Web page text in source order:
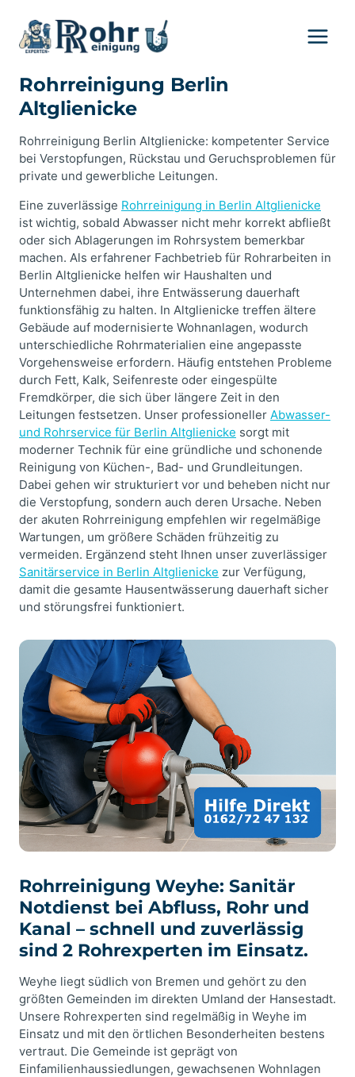
Inhalt
springen
Rohrreinigung Berlin
Altglienicke
Rohrreinigung Berlin Altglienicke: kompetenter Service
bei Verstopfungen, Rückstau und Geruchsproblemen für
private und gewerbliche Leitungen.
Eine zuverlässige Rohrreinigung in Berlin Altglienicke
ist wichtig, sobald Abwasser nicht mehr korrekt abfließt
oder sich Ablagerungen im Rohrsystem bemerkbar
machen. Als erfahrener Fachbetrieb für Rohrarbeiten in
Berlin Altglienicke helfen wir Haushalten und
Unternehmen dabei, ihre Entwässerung dauerhaft
funktionsfähig zu halten. In Altglienicke treffen ältere
Gebäude auf modernisierte Wohnanlagen, wodurch
unterschiedliche Rohrmaterialien eine angepasste
Vorgehensweise erfordern. Häufig entstehen Probleme
durch Fett, Kalk, Seifenreste oder eingespülte
Fremdkörper, die sich über längere Zeit in den
Leitungen festsetzen. Unser professioneller Abwasser-
und Rohrservice für Berlin Altglienicke sorgt mit
moderner Technik für eine gründliche und schonende
Reinigung von Küchen-, Bad- und Grundleitungen.
Dabei gehen wir strukturiert vor und beheben nicht nur
die Verstopfung, sondern auch deren Ursache. Neben
der akuten Rohrreinigung empfehlen wir regelmäßige
Wartungen, um größere Schäden frühzeitig zu
vermeiden. Ergänzend steht Ihnen unser zuverlässiger
Sanitärservice in Berlin Altglienicke zur Verfügung,
damit die gesamte Hausentwässerung dauerhaft sicher
und störungsfrei funktioniert.
Rohrreinigung Weyhe: Sanitär
Notdienst bei Abfluss, Rohr und
Kanal – schnell und zuverlässig
sind 2 Rohrexperten im Einsatz.
Weyhe liegt südlich von Bremen und gehört zu den
größten Gemeinden im direkten Umland der Hansestadt.
Unsere Rohrexperten sind regelmäßig in Weyhe im
Einsatz und mit den örtlichen Besonderheiten bestens
vertraut. Die Gemeinde ist geprägt von
Einfamilienhaussiedlungen, gewachsenen Wohnlagen